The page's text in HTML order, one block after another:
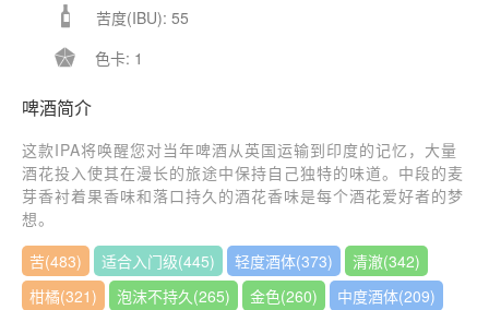
 苦度(IBU): 55
 色卡: 1
啤酒简介
这款IPA将唤醒您对当年啤酒从英国运输到印度的记忆，大量
酒花投入使其在漫长的旅途中保持自己独特的味道。中段的麦
芽香衬着果香味和落口持久的酒花香味是每个酒花爱好者的梦
想。
苦(483)
适合入门级(445) 轻度酒体(373)
清澈(342)
柑橘(321)
泡沫不持久(265) 金色(260)
中度酒体(209)